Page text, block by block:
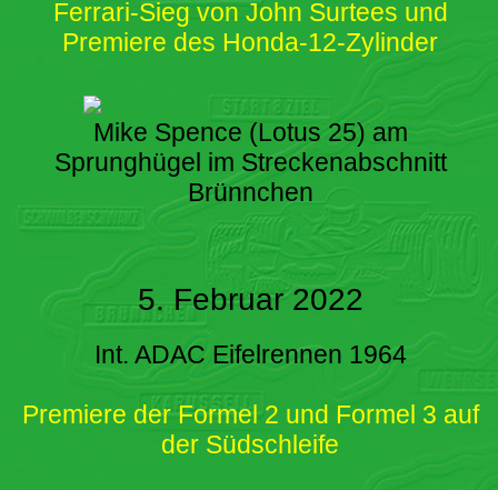
Ferrari-Sieg von John Surtees und
Premiere des Honda-12-Zylinder
Mike Spence (Lotus 25) am
Sprunghügel im Streckenabschnitt
Brünnchen
5. Februar 2022
Int. ADAC Eifelrennen 1964
Premiere der Formel 2 und Formel 3 auf
der Südschleife